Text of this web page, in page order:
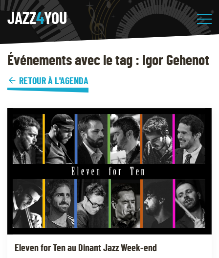
JAZZ4YOU
Événements avec le tag : Igor Gehenot
RETOUR À L'AGENDA
Eleven for Ten au Dinant Jazz Week-end